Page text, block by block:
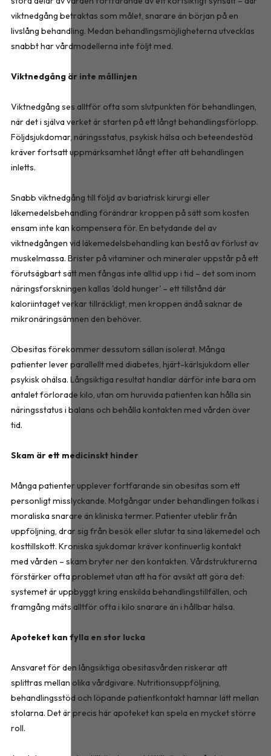
viktnedgång betraktas som målet, snarare än början på en
livslång behandling. Medan behandlingsmöjligheterna utvecklas
snabbt har vårdmodellerna inte följt med.
Viktnedgång är inte mållinjen
Viktnedgång ses alltför ofta som slutpunkten för behandlingen,
när det i själva verket är starten på ett långt behandlingsförlopp.
Följdsjukdomar, näringsstatus, psykisk hälsa och beteendestöd
kräver fortsatt uppmärksamhet långt efter att behandlingen
inletts.
Snabb viktnedgång till följd av bariatrisk kirurgi eller
läkemedelsbehandling förändrar kroppen på sätt som kosten
ensam inte kan kompensera för. En betydande del av
viktnedgången vid läkemedelsbehandling kan bestå av förlust av
muskelmassa. Brister på vitaminer och mineraler uppstår på ett
förutsägbart sätt men fångas inte alltid upp i tid – det som inom
näringsforskningen kallas 'dold hunger' – ett tillstånd där
kaloriintaget verkar tillräckligt, men kroppen ändå saknar de
mikronäringsämnen den behöver.
Obesitas förekommer dessutom sällan isolerat. Många
patienter lever parallellt med diabetes, hjärt-kärlsjukdom eller
psykisk ohälsa. Långsiktiga resultat handlar därför inte bara om
antalet förlorade kilo, utan om huruvida patienten kan hålla sin
näringsstatus i balans och behålla kontakten med vården över
tid.
Skam är ett medicinskt hinder
Många patienter upplever fortfarande sin obesitas som ett
personligt misslyckande. Motgångar under behandlingen tolkas i
moraliska snarare än kliniska termer. Patienter uteblir från
uppföljning, drar sig från besök eller slutar ta sina läkemedel och
kosttillskott. Kroniska sjukdomar kräver kontinuerlig kontakt
med vården – skam bryter ner den kontakten. Vårdstrukturerna
förstärker ofta problemet utan att ha för avsikt att göra det:
systemet är uppbyggt kring enskilda behandlingstillfällen, och
framgång mäts alltför ofta i kilo snarare än i hållbar hälsa.
Apoteket kan fylla en stor lucka
Ansvaret för den långsiktiga obesitasvården riskerar att
splittras mellan olika vårdgivare. Nutritionsuppföljning,
behandlingsstöd och löpande patientkontakt hamnar lätt mellan
stolarna. Det är precis här apoteket kan spela en mycket större
roll.